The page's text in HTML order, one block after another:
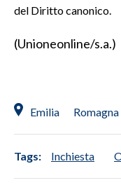
del Diritto canonico.
(Unioneonline/s.a.)
Emilia Romagna
Tags: Inchiesta